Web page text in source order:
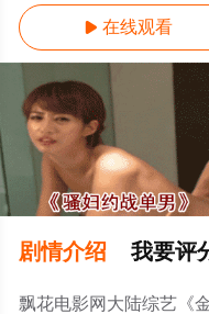
 在线观看
剧情介绍 我要评
飘花电影网大陆综艺《